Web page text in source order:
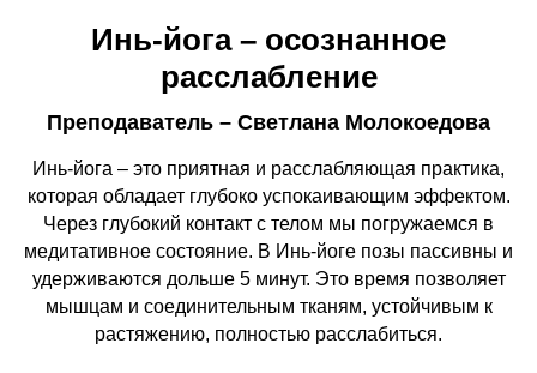
Инь-йога – осознанное
расслабление
Преподаватель – Светлана Молокоедова
Инь-йога – это приятная и расслабляющая практика,
которая обладает глубоко успокаивающим эффектом.
Через глубокий контакт с телом мы погружаемся в
медитативное состояние. В Инь-йоге позы пассивны и
удерживаются дольше 5 минут. Это время позволяет
мышцам и соединительным тканям, устойчивым к
растяжению, полностью расслабиться.